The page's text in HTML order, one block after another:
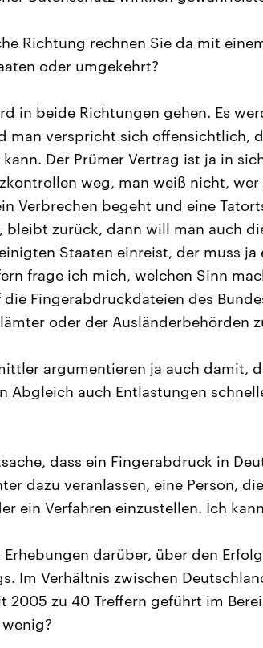
Richtung rechnen Sie da mit
oder umgekehrt?
in beide Richtungen gehen. Es
man verspricht sich offensichtlich,
Der Prümer Vertrag ist ja in
weg, man weiß nicht,
Verbrechen begeht und eine
bleibt zurück, dann will man auch
Staaten einreist, der muss
frage ich mich, welchen Sinn
Fingerabdruckdateien des
oder der Ausländerbehörden
argumentieren ja auch damit,
Abgleich auch Entlastungen
dass ein Fingerabdruck in
dazu veranlassen, eine Person,
ein Verfahren einzustellen. Ich
Erhebungen darüber, über den
Im Verhältnis zwischen
2005 zu 40 Treffern geführt im